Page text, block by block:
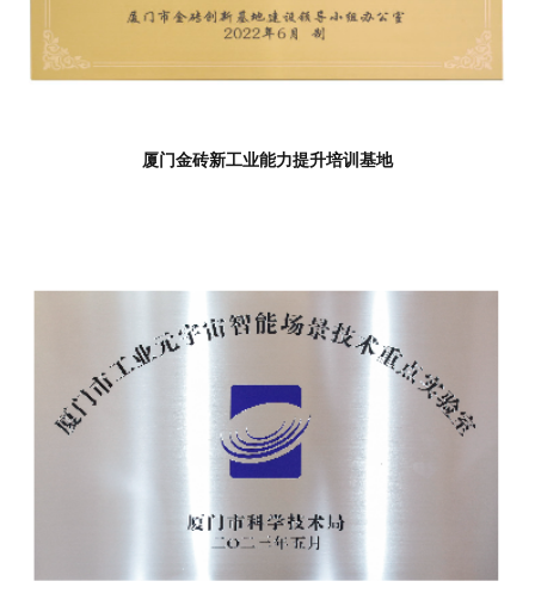
厦门金砖新工业能力提升培训基地